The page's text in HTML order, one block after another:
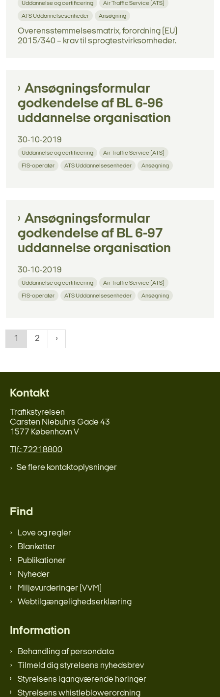
Uddannelse og certificering Air Traffic Service (ATS)
ATS Uddannelsesenheder Ansøgning
Overensstemmelsesmatrix, forordning (EU)
2015/340 – krav til sprogtestvirksomheder.
Ansøgningsformular
godkendelse af BL 6-96
uddannelse organisation
30-10-2019
Uddannelse og certificering Air Traffic Service (ATS)
FIS-operatør ATS Uddannelsesenheder Ansøgning
Ansøgningsformular
godkendelse af BL 6-97
uddannelse organisation
30-10-2019
Uddannelse og certificering Air Traffic Service (ATS)
FIS-operatør ATS Uddannelsesenheder Ansøgning
1 2
Kontakt
Trafikstyrelsen
Carsten Niebuhrs Gade 43
1577 København V
Tlf.: 72218800
Se flere kontaktoplysninger
Find
Love og regler
Blanketter
Publikationer
Nyheder
Miljøvurderinger (VVM)
Webtilgængelighedserklæring
Information
Behandling af persondata
Tilmeld dig styrelsens nyhedsbrev
Styrelsens igangværende høringer
Styrelsens whistleblowerordning